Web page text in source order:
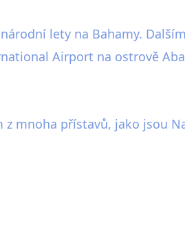
lety na Bahamy.
Airport na ostrově
mnoha přístavů, jako jsou